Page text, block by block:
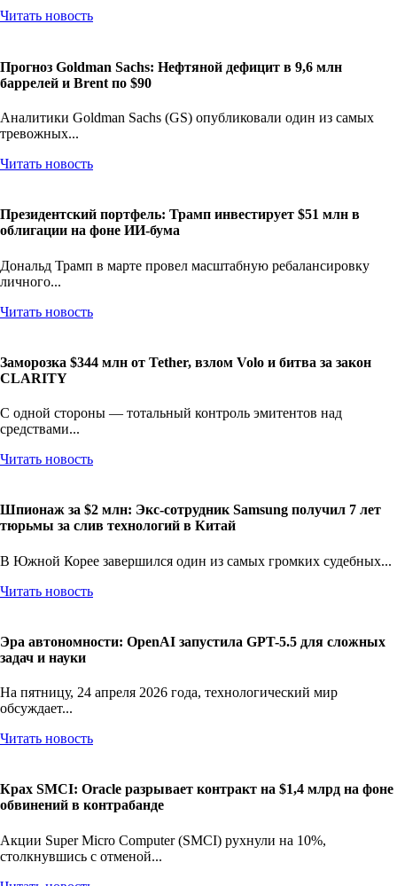
Читать новость
Прогноз Goldman Sachs: Нефтяной дефицит в 9,6 млн
баррелей и Brent по $90
Аналитики Goldman Sachs (GS) опубликовали один из самых
тревожных...
Читать новость
Президентский портфель: Трамп инвестирует $51 млн в
облигации на фоне ИИ-бума
Дональд Трамп в марте провел масштабную ребалансировку
личного...
Читать новость
Заморозка $344 млн от Tether, взлом Volo и битва за закон
CLARITY
С одной стороны — тотальный контроль эмитентов над
средствами...
Читать новость
Шпионаж за $2 млн: Экс-сотрудник Samsung получил 7 лет
тюрьмы за слив технологий в Китай
В Южной Корее завершился один из самых громких судебных...
Читать новость
Эра автономности: OpenAI запустила GPT-5.5 для сложных
задач и науки
На пятницу, 24 апреля 2026 года, технологический мир
обсуждает...
Читать новость
Крах SMCI: Oracle разрывает контракт на $1,4 млрд на фоне
обвинений в контрабанде
Акции Super Micro Computer (SMCI) рухнули на 10%,
столкнувшись с отменой...